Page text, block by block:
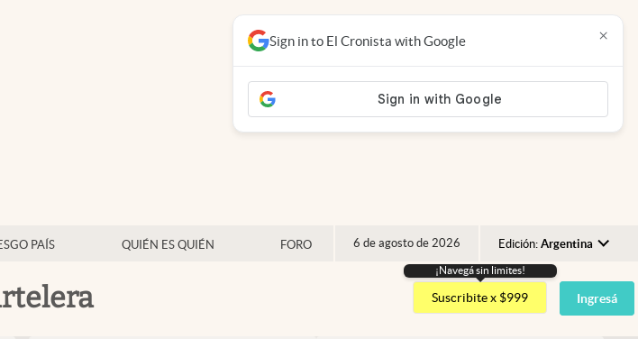
PAÍS QUIÉN ES QUIÉN FORO 6 de agosto de 2026 Edición: Argentina
Argentina
España
¡Navegá sin limites!
Suscribite x $999 Ingresá
Sign in to El Cronista with Google ×